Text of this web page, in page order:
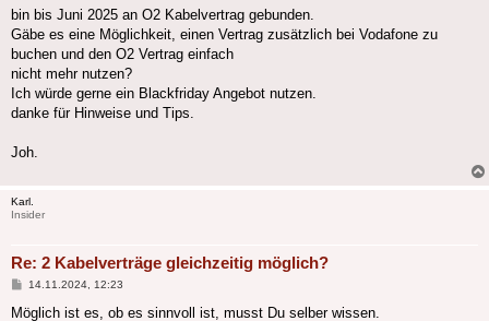
bin bis Juni 2025 an O2 Kabelvertrag gebunden.
Gäbe es eine Möglichkeit, einen Vertrag zusätzlich bei Vodafone zu
buchen und den O2 Vertrag einfach
nicht mehr nutzen?
Ich würde gerne ein Blackfriday Angebot nutzen.
danke für Hinweise und Tips.
Joh.
Karl.
Insider
Re: 2 Kabelverträge gleichzeitig möglich?
Beitrag
14.11.2024, 12:23
Möglich ist es, ob es sinnvoll ist, musst Du selber wissen.